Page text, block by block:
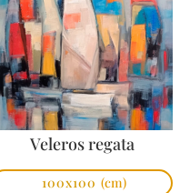
Veleros regata
100x100 (cm)